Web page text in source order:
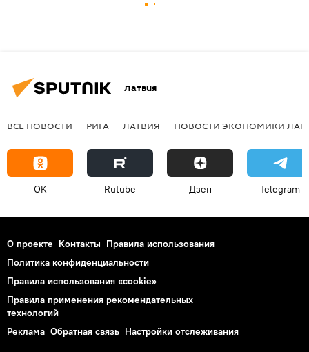
Латвия
ВСЕ НОВОСТИ РИГА ЛАТВИЯ НОВОСТИ ЭКОНОМИКИ
OK Rutube Дзен Telegram
О проекте Контакты Правила использования
Политика конфиденциальности
Правила использования «cookie»
Правила применения рекомендательных
технологий
Реклама Обратная связь Настройки отслеживания